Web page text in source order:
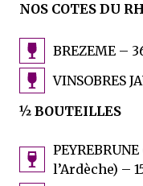
NOS COTES DU
BREZEME –
VINSOBRES
½ BOUTEILLES
l’Ardèche) –